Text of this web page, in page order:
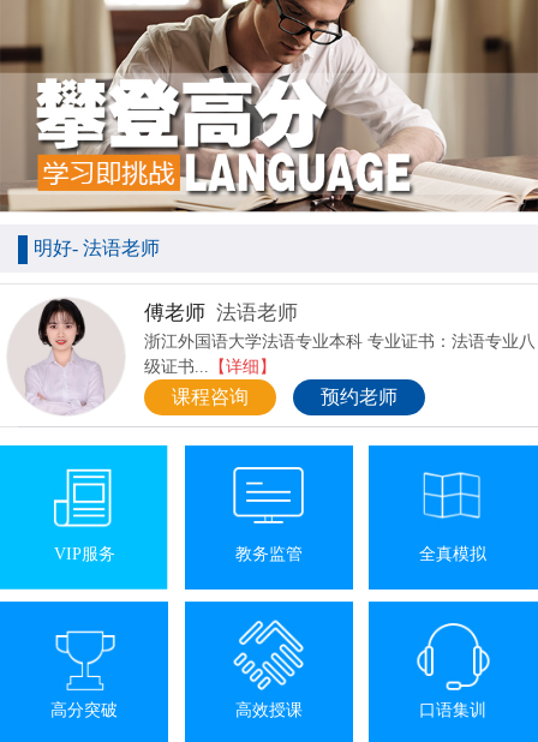
明好- 法语老师
傅老师 法语老师
浙江外国语大学法语专业本科 专业证书：法语专业八
级证书...
【详细】
课程咨询 预约老师
VIP服务 教务监管 全真模拟
高分突破 高效授课 口语集训